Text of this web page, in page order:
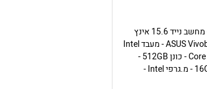
מציאון - מחשב נייד 15.6 אינץ
ASUS Vivobook 15 - מעבד Intel
Core 5 120U - כונן 512GB -
זכרון 16GB - מ.גרפי Intel -